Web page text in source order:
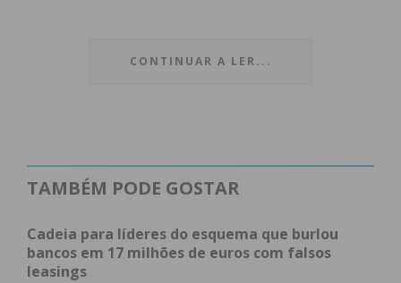
água com os amigos e desapareceu. Após as
Castelo de Paiva, cerca das 18 horas.
O corpo foi depois transportado para a morgue do
Hospital de Penafiel, onde realização da autópsia.
CONTINUAR A LER...
TAMBÉM PODE GOSTAR
Cadeia para líderes do esquema que burlou
bancos em 17 milhões de euros com falsos
leasings